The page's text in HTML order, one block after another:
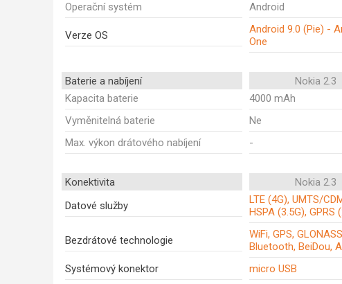
Operační systém
Android
Verze OS
Android 9.0 (Pie) -
One
Baterie a nabíjení Nokia 2.3
Kapacita baterie
4000 mAh
Vyměnitelná baterie
Ne
Max. výkon drátového nabíjení
-
Konektivita Nokia 2.3
Datové služby
LTE (4G), UMTS/
HSPA (3.5G), GPRS
Bezdrátové technologie
WiFi, GPS,
Bluetooth, BeiDou,
Systémový konektor
micro USB